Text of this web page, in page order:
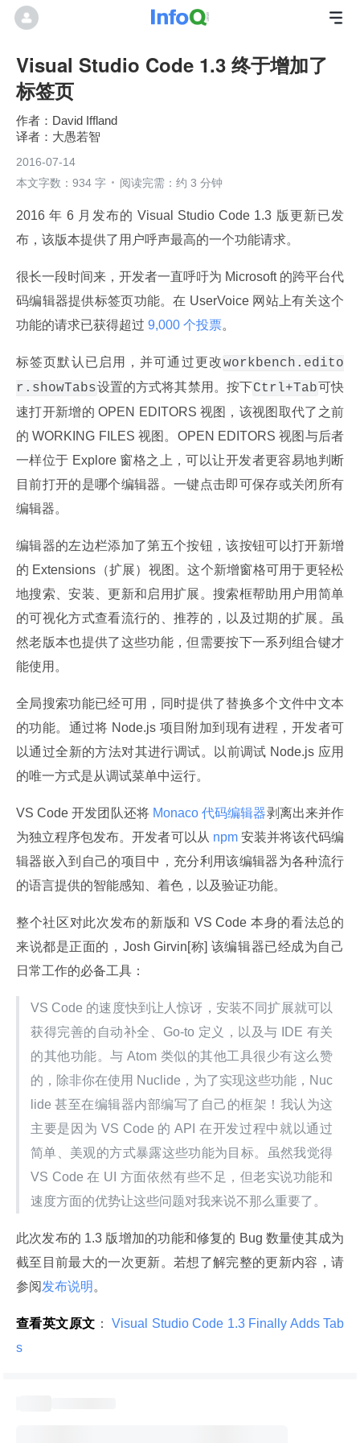
Visual Studio Code 1.3 终于增加了
标签页
David Iffland
大愚若智
2016-07-14
本文字数：934 字
阅读完需：约 3 分钟
2016 年 6 月发布的 Visual Studio Code 1.3 版更新已发
布，该版本提供了用户呼声最高的一个功能请求。
很长一段时间来，开发者一直呼吁为 Microsoft 的跨平台代
码编辑器提供标签页功能。在 UserVoice 网站上有关这个
功能的请求已获得超过 9,000 个投票。
标签页默认已启用，并可通过更改workbench.edito
r.showTabs设置的方式将其禁用。按下Ctrl+Tab可快
速打开新增的 OPEN EDITORS 视图，该视图取代了之前
的 WORKING FILES 视图。OPEN EDITORS 视图与后者
一样位于 Explore 窗格之上，可以让开发者更容易地判断
目前打开的是哪个编辑器。一键点击即可保存或关闭所有
编辑器。
编辑器的左边栏添加了第五个按钮，该按钮可以打开新增
的 Extensions（扩展）视图。这个新增窗格可用于更轻松
地搜索、安装、更新和启用扩展。搜索框帮助用户用简单
的可视化方式查看流行的、推荐的，以及过期的扩展。虽
然老版本也提供了这些功能，但需要按下一系列组合键才
能使用。
全局搜索功能已经可用，同时提供了替换多个文件中文本
的功能。通过将 Node.js 项目附加到现有进程，开发者可
以通过全新的方法对其进行调试。以前调试 Node.js 应用
的唯一方式是从调试菜单中运行。
VS Code 开发团队还将 Monaco 代码编辑器剥离出来并作
为独立程序包发布。开发者可以从 npm 安装并将该代码编
辑器嵌入到自己的项目中，充分利用该编辑器为各种流行
的语言提供的智能感知、着色，以及验证功能。
整个社区对此次发布的新版和 VS Code 本身的看法总的
来说都是正面的，Josh Girvin[称] 该编辑器已经成为自己
日常工作的必备工具：
VS Code 的速度快到让人惊讶，安装不同扩展就可以
获得完善的自动补全、Go-to 定义，以及与 IDE 有关
的其他功能。与 Atom 类似的其他工具很少有这么赞
的，除非你在使用 Nuclide，为了实现这些功能，Nuc
lide 甚至在编辑器内部编写了自己的框架！我认为这
主要是因为 VS Code 的 API 在开发过程中就以通过
简单、美观的方式暴露这些功能为目标。虽然我觉得
VS Code 在 UI 方面依然有些不足，但老实说功能和
速度方面的优势让这些问题对我来说不那么重要了。
此次发布的 1.3 版增加的功能和修复的 Bug 数量使其成为
截至目前最大的一次更新。若想了解完整的更新内容，请
参阅发布说明 。
查看英文原文 ：
Visual Studio Code 1.3 Finally Adds Tab
s